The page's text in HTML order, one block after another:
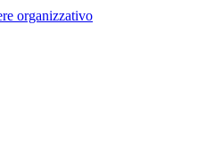
organizzativo